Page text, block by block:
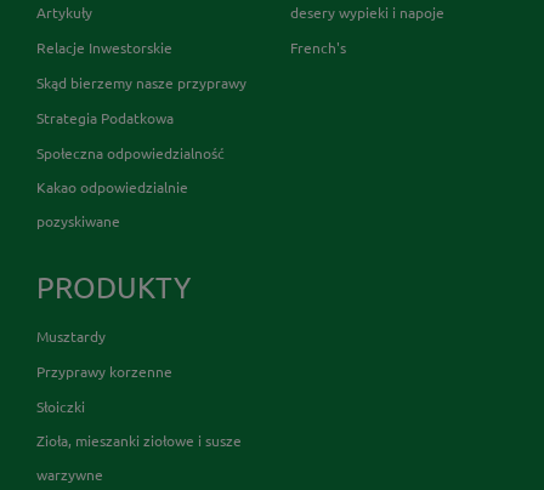
Artykuły
Relacje Inwestorskie
Skąd bierzemy nasze przyprawy
Strategia Podatkowa
Społeczna odpowiedzialność
Kakao odpowiedzialnie
pozyskiwane
desery wypieki i napoje
French's
PRODUKTY
Musztardy
Przyprawy korzenne
Słoiczki
Zioła, mieszanki ziołowe i susze
warzywne